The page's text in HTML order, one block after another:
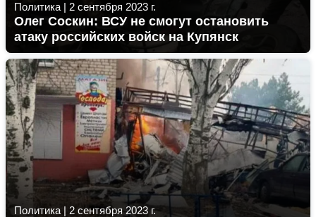
Политика | 2 сентября 2023 г.
Олег Соскин: ВСУ не смогут остановить
атаку российских войск на Купянск
Политика | 2 сентября 2023 г.